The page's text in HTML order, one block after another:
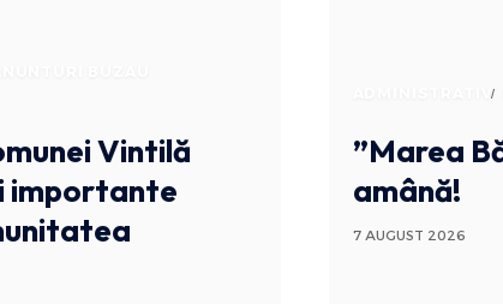
Vintilă
importante
ADMINISTRATIV
”Marea
amână!
7 AUGUST 2026